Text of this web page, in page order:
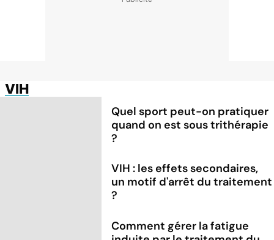
VIH
Quel sport peut-on pratiquer
quand on est sous trithérapie
?
VIH : les effets secondaires,
un motif d'arrêt du traitement
?
Comment gérer la fatigue